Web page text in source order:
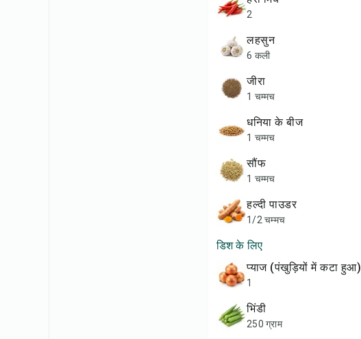
2
लहसुन
6 कली
जीरा
1 चम्मच
धनिया के बीज
1 चम्मच
सौंफ
1 चम्मच
हल्दी पाउडर
1/2 चम्मच
डिश के लिए
प्याज (पंखुड़ियों में कटा हुआ)
1
भिंडी
250 ग्राम